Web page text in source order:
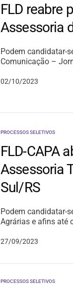
FLD reabre
Assessoria
Podem candidatar-
Comunicação –
02/10/2023
PROCESSOS SELETIVOS
FLD-CAPA
Assessoria
Sul/RS
Podem candidatar-
Agrárias e afins até
27/09/2023
PROCESSOS SELETIVOS